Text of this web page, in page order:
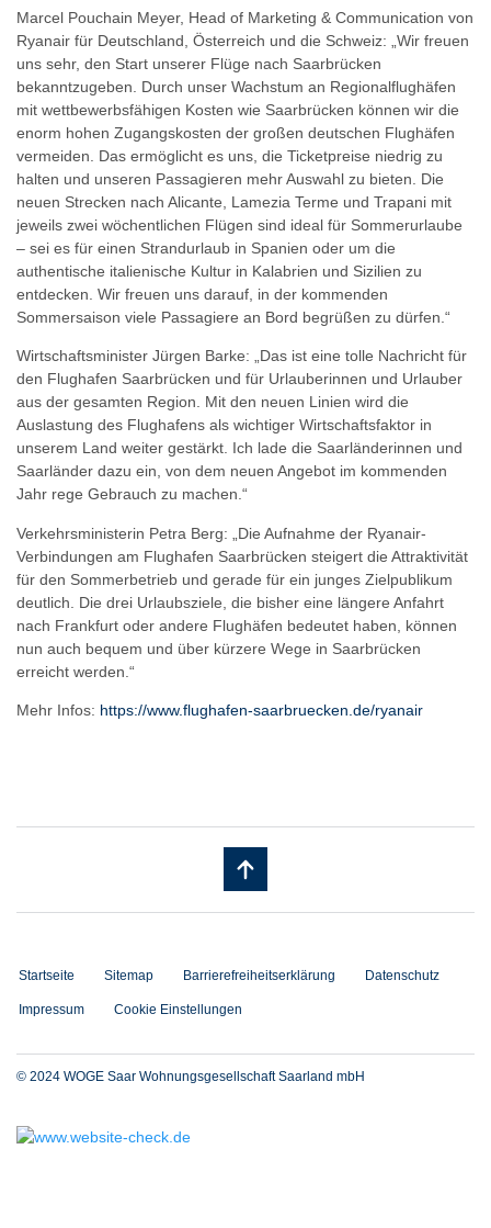
Marcel Pouchain Meyer, Head of Marketing & Communication von
Ryanair für Deutschland, Österreich und die Schweiz: „Wir freuen
uns sehr, den Start unserer Flüge nach Saarbrücken
bekanntzugeben. Durch unser Wachstum an Regionalflughäfen
mit wettbewerbsfähigen Kosten wie Saarbrücken können wir die
enorm hohen Zugangskosten der großen deutschen Flughäfen
vermeiden. Das ermöglicht es uns, die Ticketpreise niedrig zu
halten und unseren Passagieren mehr Auswahl zu bieten. Die
neuen Strecken nach Alicante, Lamezia Terme und Trapani mit
jeweils zwei wöchentlichen Flügen sind ideal für Sommerurlaube
– sei es für einen Strandurlaub in Spanien oder um die
authentische italienische Kultur in Kalabrien und Sizilien zu
entdecken. Wir freuen uns darauf, in der kommenden
Sommersaison viele Passagiere an Bord begrüßen zu dürfen.“
Wirtschaftsminister Jürgen Barke: „Das ist eine tolle Nachricht für
den Flughafen Saarbrücken und für Urlauberinnen und Urlauber
aus der gesamten Region. Mit den neuen Linien wird die
Auslastung des Flughafens als wichtiger Wirtschaftsfaktor in
unserem Land weiter gestärkt. Ich lade die Saarländerinnen und
Saarländer dazu ein, von dem neuen Angebot im kommenden
Jahr rege Gebrauch zu machen.“
Verkehrsministerin Petra Berg: „Die Aufnahme der Ryanair-
Verbindungen am Flughafen Saarbrücken steigert die Attraktivität
für den Sommerbetrieb und gerade für ein junges Zielpublikum
deutlich. Die drei Urlaubsziele, die bisher eine längere Anfahrt
nach Frankfurt oder andere Flughäfen bedeutet haben, können
nun auch bequem und über kürzere Wege in Saarbrücken
erreicht werden.“
Mehr Infos: https://www.flughafen-saarbruecken.de/ryanair
Startseite Sitemap Barrierefreiheitserklärung Datenschutz
Impressum Cookie Einstellungen
© 2024 WOGE Saar Wohnungsgesellschaft Saarland mbH